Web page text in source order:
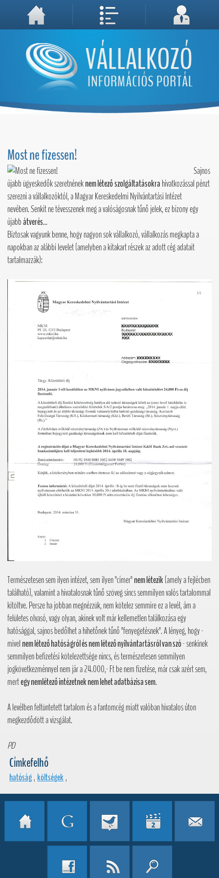
A weboldal használatával Ön elfogadja, hogy Cookie-kat (sütiket) tároljunk számítógépén. A sütik a weboldal megfelelő működéséhez
Megértettem, folytatás...
Most ne fizessen!
Sajnos
újabb ügyeskedők szeretnéneknem létezőszolgáltatásokrahivatkozással pénzt
szerezni a vállalkozóktól, a Magyar Kereskedelmi Nyilvántartási Intézet
nevében. Senkit ne tévesszenek meg a valóságosnak tűnő jelek, ez bizony egy
újabbátverés...
Biztosak vagyunk benne, hogy nagyon sok vállalkozó, vállalkozás megkapta a
napokban az alábbi levelet (amelyben a kitakart részek az adott cég adatait
tartalmazzák):
Természetesen sem ilyen intézet, sem ilyen "címer"nem létezik(amely a fejlécben
található), valamint a hivatalosnak tűnő szöveg sincs semmilyen valós tartalommal
kitöltve. Persze ha jobban megnézzük, nem kötelez semmire ez a levél, ám a
felületes olvasó, vagy olyan, akinek volt már kellemetlen találkozása egy
hatósággal, sajnos bedőlhet a hihetőnek tűnő "fenyegetésnek". A lényeg, hogy -
mivelnem létező hatóságról és nem létező nyilvántartásról van szó- senkinek
semmilyen befizetési kötelezettsége nincs, és természetesen semmilyen
jogkövetkezménnyel nem jár a 24.000,- Ft be nem fizetése, már csak azért sem,
mertegy nemlétező intézetnek nem lehet adatbázisa sem.
A levélben feltüntetett tartalom és a fantomcég miatt valóban hivatalos úton
megkezdődött a vizsgálat.
PD
Címkefelhő
hatóság, költségek,